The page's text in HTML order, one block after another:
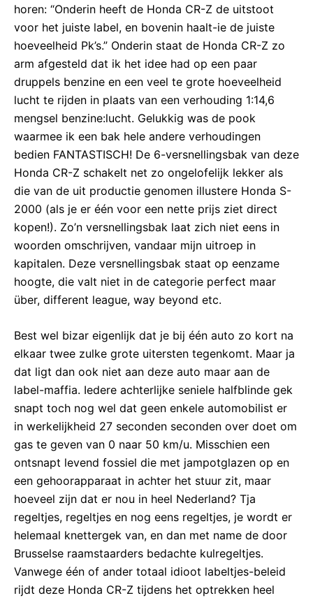
horen: “Onderin heeft de Honda CR-Z de uitstoot
voor het juiste label, en bovenin haalt-ie de juiste
hoeveelheid Pk’s.” Onderin staat de Honda CR-Z zo
arm afgesteld dat ik het idee had op een paar
druppels benzine en een veel te grote hoeveelheid
lucht te rijden in plaats van een verhouding 1:14,6
mengsel benzine:lucht. Gelukkig was de pook
waarmee ik een bak hele andere verhoudingen
bedien FANTASTISCH! De 6-versnellingsbak van deze
Honda CR-Z schakelt net zo ongelofelijk lekker als
die van de uit productie genomen illustere Honda S-
2000 (als je er één voor een nette prijs ziet direct
kopen!). Zo’n versnellingsbak laat zich niet eens in
woorden omschrijven, vandaar mijn uitroep in
kapitalen. Deze versnellingsbak staat op eenzame
hoogte, die valt niet in de categorie perfect maar
über, different league, way beyond etc.
Best wel bizar eigenlijk dat je bij één auto zo kort na
elkaar twee zulke grote uitersten tegenkomt. Maar ja
dat ligt dan ook niet aan deze auto maar aan de
label-maffia. Iedere achterlijke seniele halfblinde gek
snapt toch nog wel dat geen enkele automobilist er
in werkelijkheid 27 seconden seconden over doet om
gas te geven van 0 naar 50 km/u. Misschien een
ontsnapt levend fossiel die met jampotglazen op en
een gehoorapparaat in achter het stuur zit, maar
hoeveel zijn dat er nou in heel Nederland? Tja
regeltjes, regeltjes en nog eens regeltjes, je wordt er
helemaal knettergek van, en dan met name de door
Brusselse raamstaarders bedachte kulregeltjes.
Vanwege één of ander totaal idioot labeltjes-beleid
rijdt deze Honda CR-Z tijdens het optrekken heel